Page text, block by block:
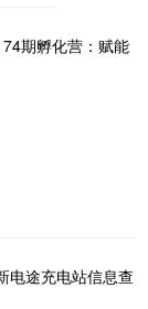
期孵化营：赋能
电途充电站信息查